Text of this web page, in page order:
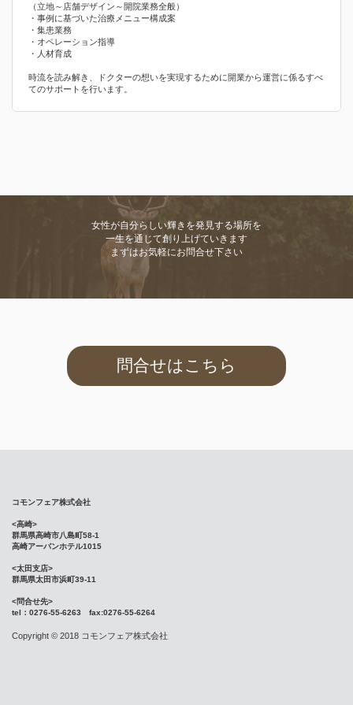
（立地～店舗デザイン～開院業務全般）
・事例に基づいた治療メニュー構成案
・集患業務
・オペレーション指導
・人材育成
時流を読み解き、ドクターの想いを実現するために開業から運営に係るすべ
てのサポートを行います。
女性が自分らしい輝きを発見する場所を
一生を通じて創り上げていきます
まずはお気軽にお問合せ下さい
問合せはこちら
コモンフェア株式会社
<高崎>
群馬県高崎市八島町58-1
高崎アーバンホテル1015
<太田支店>
群馬県太田市浜町39-11
<問合せ先>
tel：0276-55-6263 fax:0276-55-6264
Copyright © 2018 コモンフェア株式会社